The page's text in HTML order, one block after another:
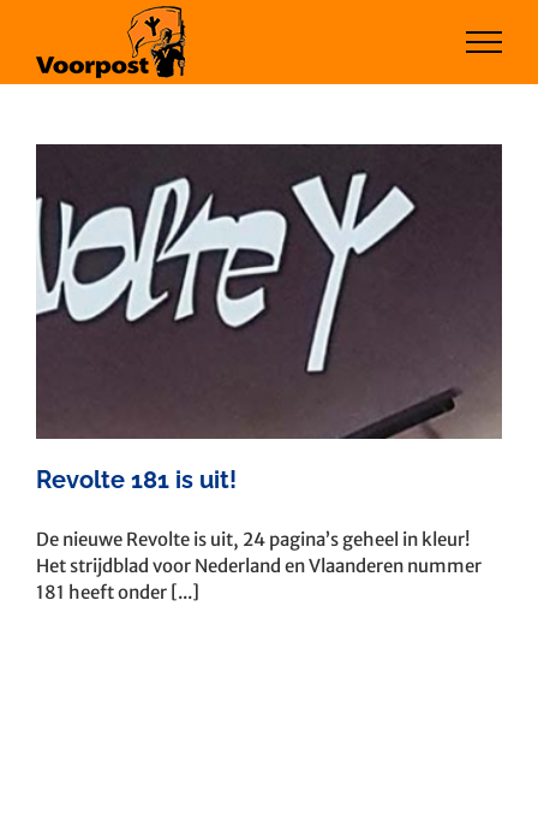
inhoud
Revolte 181 is uit!
De nieuwe Revolte is uit, 24 pagina’s geheel in kleur!
Het strijdblad voor Nederland en Vlaanderen nummer
181 heeft onder [...]